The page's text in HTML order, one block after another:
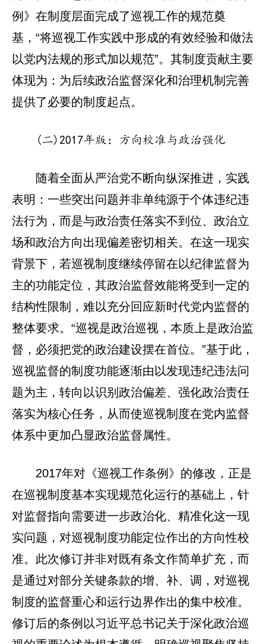
例》在制度层面完成了巡视工作的规范奠
基，“将巡视工作实践中形成的有效经验和做法
以党内法规的形式加以规范”。其制度贡献主要
体现为：为后续政治监督深化和治理机制完善
提供了必要的制度起点。
(二)2017年版：方向校准与政治强化
随着全面从严治党不断向纵深推进，实践
表明：一些突出问题并非单纯源于个体违纪违
法行为，而是与政治责任落实不到位、政治立
场和政治方向出现偏差密切相关。在这一现实
背景下，若巡视制度继续停留在以纪律监督为
主的功能定位，其政治监督效能将受到一定的
结构性限制，难以充分回应新时代党内监督的
整体要求。“巡视是政治巡视，本质上是政治监
督，必须把党的政治建设摆在首位。”基于此，
巡视监督的制度功能逐渐由以发现违纪违法问
题为主，转向以识别政治偏差、强化政治责任
落实为核心任务，从而使巡视制度在党内监督
体系中更加凸显政治监督属性。
2017年对《巡视工作条例》的修改，正是
在巡视制度基本实现规范化运行的基础上，针
对监督指向需要进一步政治化、精准化这一现
实问题，对巡视制度功能定位作出的方向性校
准。此次修订并非对既有条文作简单扩充，而
是通过对部分关键条款的增、补、调，对巡视
制度的监督重心和运行边界作出的集中校准。
修订后的条例以习近平总书记关于深化政治巡